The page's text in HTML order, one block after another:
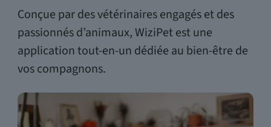
Conçue par des vétérinaires engagés et des
passionnés d’animaux, WiziPet est une
application tout-en-un dédiée au bien-être de
vos compagnons.